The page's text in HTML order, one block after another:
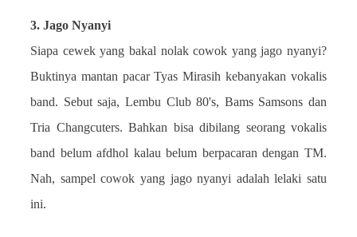
3. Jago Nyanyi
Siapa cewek yang bakal nolak cowok yang jago nyanyi?
Buktinya mantan pacar Tyas Mirasih kebanyakan vokalis
band. Sebut saja, Lembu Club 80's, Bams Samsons dan
Tria Changcuters. Bahkan bisa dibilang seorang vokalis
band belum afdhol kalau belum berpacaran dengan TM.
Nah, sampel cowok yang jago nyanyi adalah lelaki satu
ini.